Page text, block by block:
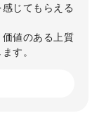
じてもらえる
値のある上質
す。